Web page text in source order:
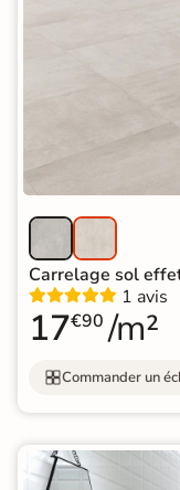
Carrelage sol
1 avis
17€90 /m²
Commander un